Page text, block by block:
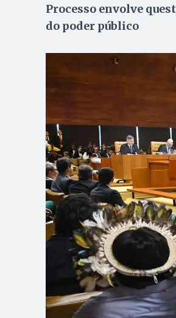
Processo envolve
do poder público